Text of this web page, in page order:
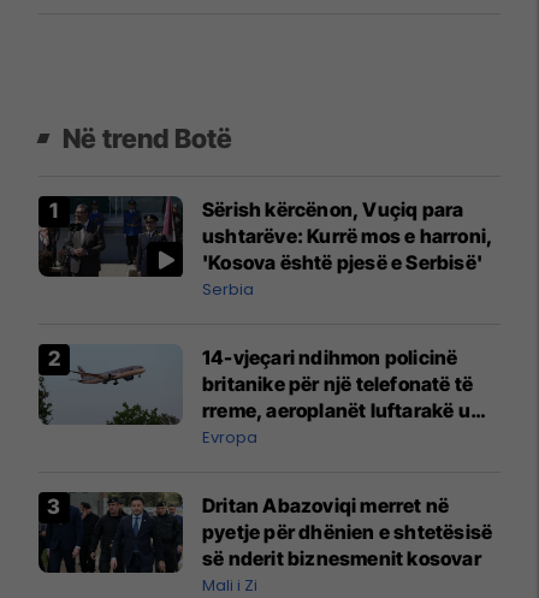
Në trend Botë
Sërish kërcënon, Vuçiq para
ushtarëve: Kurrë mos e harroni,
'Kosova është pjesë e Serbisë'
Serbia
14-vjeçari ndihmon policinë
britanike për një telefonatë të
rreme, aeroplanët luftarakë u
ngritën në ajër për të
Mançesterit
Evropa
Dritan Abazoviqi merret në
pyetje për dhënien e shtetësisë
së nderit biznesmenit kosovar
Mali i Zi